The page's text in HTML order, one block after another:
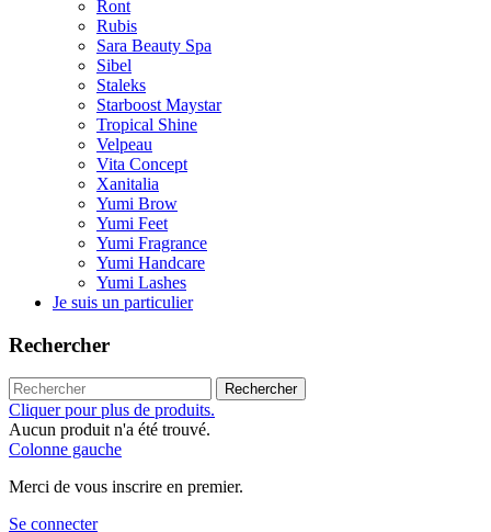
Ront
Rubis
Sara Beauty Spa
Sibel
Staleks
Starboost Maystar
Tropical Shine
Velpeau
Vita Concept
Xanitalia
Yumi Brow
Yumi Feet
Yumi Fragrance
Yumi Handcare
Yumi Lashes
Je suis un particulier
Rechercher
Rechercher
Cliquer pour plus de produits.
Aucun produit n'a été trouvé.
Colonne gauche
Merci de vous inscrire en premier.
Se connecter